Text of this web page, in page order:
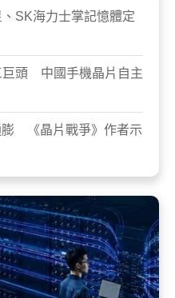
SK海力士掌記憶體定
巨頭 中國手機晶片自主
膨 《晶片戰爭》作者示